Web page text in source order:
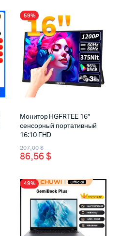
59%
Монитор HGFRTEE 16″
сенсорный портативный
16:10 FHD
207,00$
Первоначальная
цена
207,00 $.
86,56$
Текущая
цена:
49%